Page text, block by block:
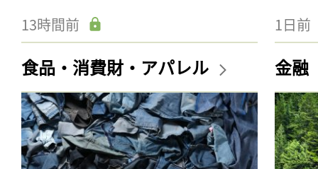
13時間前 1日前
食品・消費財・アパレル 金融